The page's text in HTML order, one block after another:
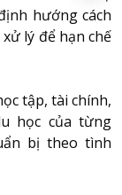
hướng cách
lý để hạn chế
tập, tài chính,
học của từng
bị theo tình